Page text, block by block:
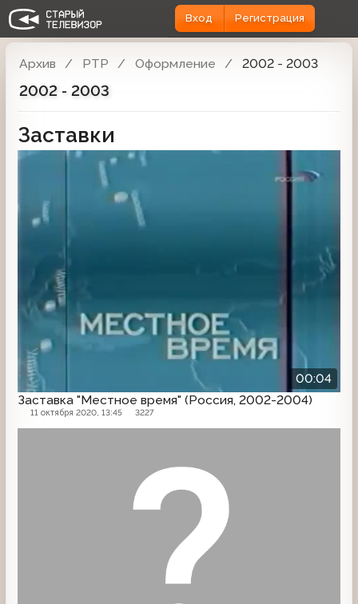
Вход Регистрация
Архив РТР Оформление 2002 - 2003
2002 - 2003
Заставки
00:04
Заставка "Местное время" (Россия, 2002-2004)
11 октября 2020, 13:45 3227
Заставка